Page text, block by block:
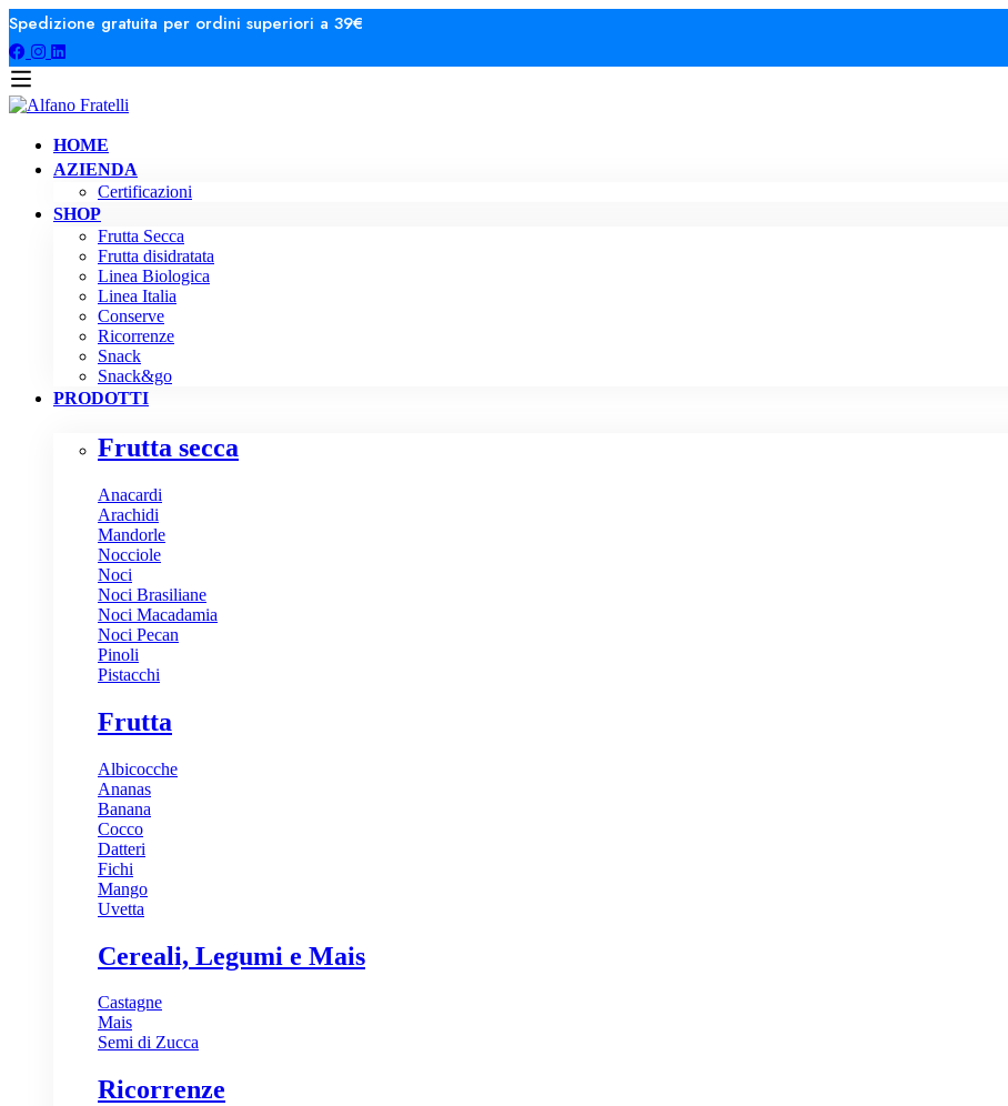
Spedizione gratuita per ordini superiori a 39€
HOME
AZIENDA
Certificazioni
SHOP
Frutta Secca
Frutta disidratata
Linea Biologica
Linea Italia
Conserve
Ricorrenze
Snack
Snack&go
PRODOTTI
Frutta secca
Anacardi
Arachidi
Mandorle
Nocciole
Noci
Noci Brasiliane
Noci Macadamia
Noci Pecan
Pinoli
Pistacchi
Frutta
Albicocche
Ananas
Banana
Cocco
Datteri
Fichi
Mango
Uvetta
Cereali, Legumi e Mais
Castagne
Mais
Semi di Zucca
Ricorrenze